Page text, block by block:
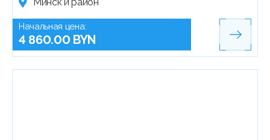
Минск и район
Начальная цена:
4 860.00 BYN